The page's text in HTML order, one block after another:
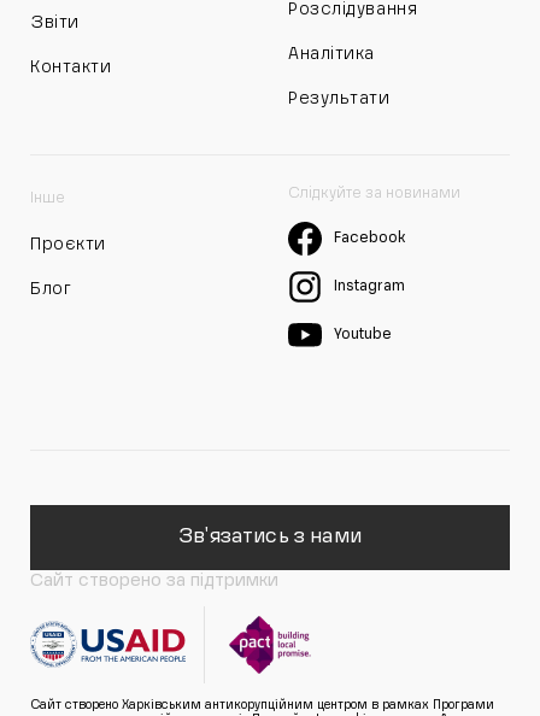
Звіти
Контакти
Розслідування
Аналітика
Результати
Інше
Проєкти
Блог
Слідкуйте за новинами
Facebook
Instagram
Youtube
Зв'язатись з нами
Сайт створено за підтримки
Сайт створено Харківським антикорупційним центром в рамках Програми